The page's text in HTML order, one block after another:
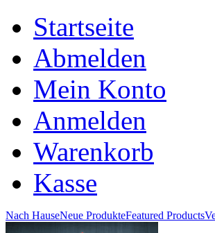
Startseite
Abmelden
Mein Konto
Anmelden
Warenkorb
Kasse
Nach HauseNeue ProdukteFeatured Products